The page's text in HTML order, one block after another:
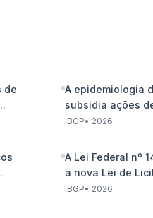
de
A epidemiologia
subsidia ações
prevençã...
IBGP• 2026
A Lei Federal nº
a nova Lei de
IBGP• 2026